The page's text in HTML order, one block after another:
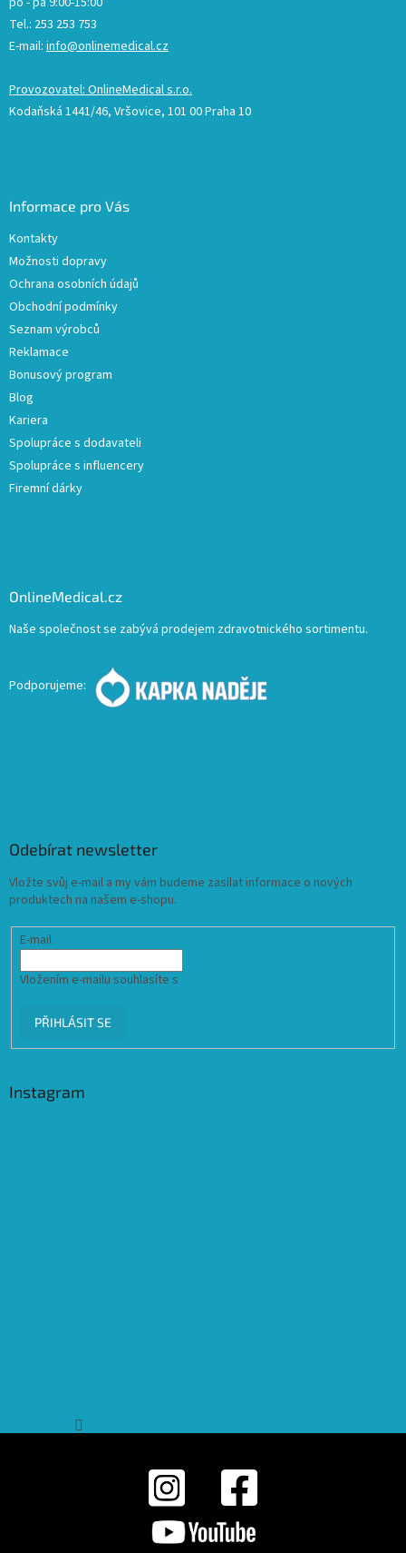
Tel.: 253 253 753
E-mail: info@onlinemedical.cz
Provozovatel: OnlineMedical s.r.o.
Kodaňská 1441/46, Vršovice, 101 00 Praha 10
Informace pro Vás
Kontakty
Možnosti dopravy
Ochrana osobních údajů
Obchodní podmínky
Seznam výrobců
Reklamace
Bonusový program
Blog
Kariera
Spolupráce s dodavateli
Spolupráce s influencery
Firemní dárky
OnlineMedical.cz
Naše společnost se zabývá prodejem zdravotnického sortimentu.
Podporujeme:
Odebírat newsletter
Vložte svůj e-mail a my vám budeme zasílat informace o nových
produktech na našem e-shopu.
E-mail
Vložením e-mailu souhlasíte s
PŘIHLÁSIT SE
Instagram